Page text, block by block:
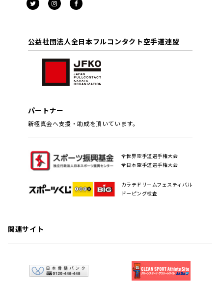
公益社団法人全日本フルコンタクト空手道連盟
パートナー
新極真会へ支援・助成を頂いています。
全世界空手道選手権大会
全日本空手道選手権大会
カラテドリームフェスティバル
ドーピング検査
関連サイト